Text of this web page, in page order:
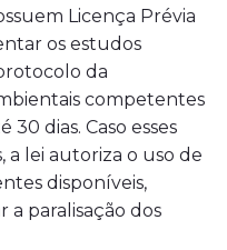
Licença Prévia
os estudos
da
competentes
dias. Caso esses
a lei autoriza o uso de
disponíveis,
a paralisação dos